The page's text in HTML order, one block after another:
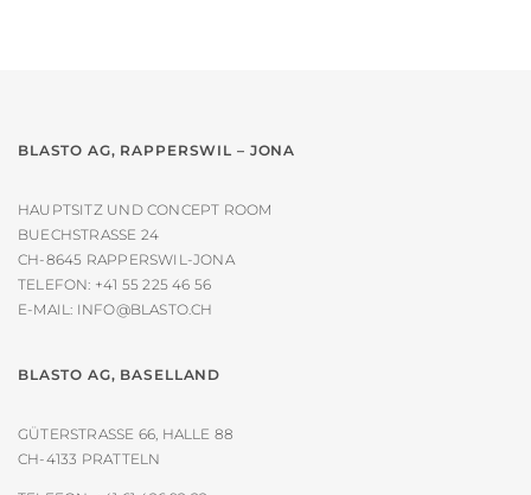
BLASTO AG, RAPPERSWIL – JONA
HAUPTSITZ UND CONCEPT ROOM
BUECHSTRASSE 24
CH-8645 RAPPERSWIL-JONA
TELEFON: +41 55 225 46 56
E-MAIL: INFO@BLASTO.CH
BLASTO AG, BASELLAND
GÜTERSTRASSE 66, HALLE 88
CH-4133 PRATTELN